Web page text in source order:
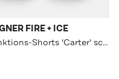
FIRE + ICE
Funktions-Shorts 'Carter' schwarz